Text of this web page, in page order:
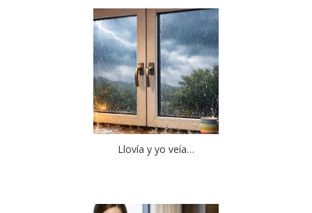
Llovía y yo veía…